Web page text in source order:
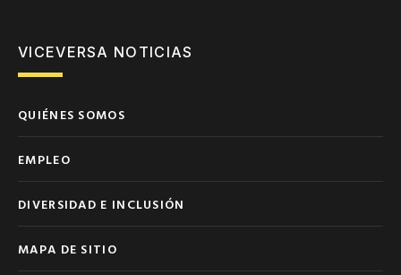
VICEVERSA NOTICIAS
QUIÉNES SOMOS
EMPLEO
DIVERSIDAD E INCLUSIÓN
MAPA DE SITIO